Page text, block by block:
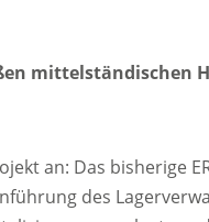
an: Das bisherige
des